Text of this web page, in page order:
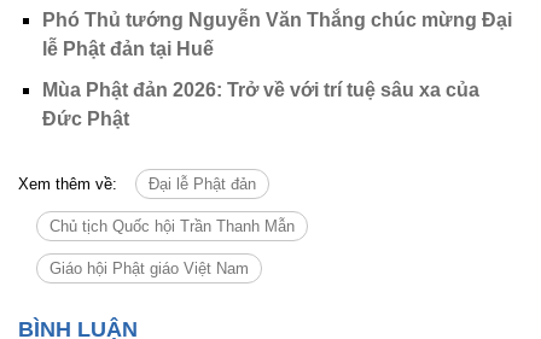
Phó Thủ tướng Nguyễn Văn Thắng chúc mừng Đại
lễ Phật đản tại Huế
Mùa Phật đản 2026: Trở về với trí tuệ sâu xa của
Đức Phật
Xem thêm về: Đại lễ Phật đản
Chủ tịch Quốc hội Trần Thanh Mẫn
Giáo hội Phật giáo Việt Nam